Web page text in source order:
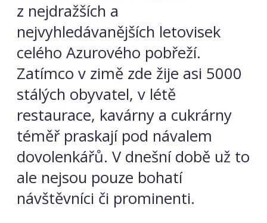
z nejdražších a
nejvyhledávanějších letovisek
celého Azurového pobřeží.
Zatímco v zimě zde žije asi 5000
stálých obyvatel, v létě
restaurace, kavárny a cukrárny
téměř praskají pod návalem
dovolenkářů. V dnešní době už to
ale nejsou pouze bohatí
návštěvníci či prominenti.